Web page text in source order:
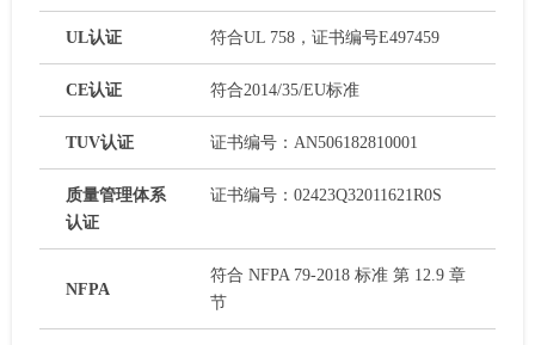
UL认证 符合UL 758，证书编号E497459
CE认证 符合2014/35/EU标准
TUV认证 证书编号：AN506182810001
质量管理体系
认证
证书编号：02423Q32011621R0S
NFPA
符合 NFPA 79-2018 标准 第 12.9 章
节